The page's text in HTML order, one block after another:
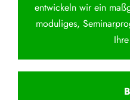
entwickeln wir ein
moduliges,